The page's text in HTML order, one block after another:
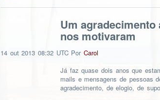
Um agradecimento
nos motivaram
14 out 2013 08:32 UTC Por Carol
Já faz quase dois anos que
mails e mensagens de pessoas
agradecimento, de elogio, de